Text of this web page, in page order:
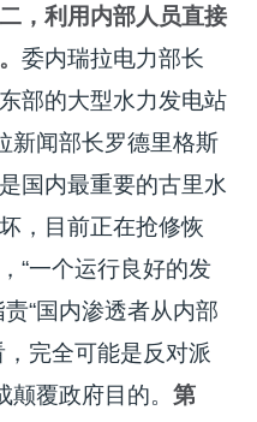
，利用内部人员直接
委内瑞拉电力部长
部的大型水力发电站
新闻部长罗德里格斯
国内最重要的古里水
，目前正在抢修恢
“一个运行良好的发
“国内渗透者从内部
完全可能是反对派
颠覆政府目的。第